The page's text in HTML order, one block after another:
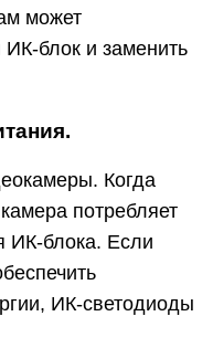
может
ИК-блок и заменить
Когда
потребляет
ИК-блока. Если
ИК-светодиоды